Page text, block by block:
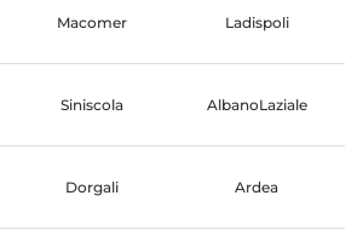
Macomer Ladispoli
Siniscola AlbanoLaziale
Dorgali Ardea